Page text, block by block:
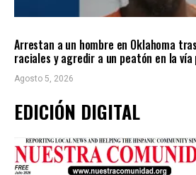
Arrestan a un hombre en Oklahoma
raciales y agredir a un peatón en la vía
Agosto 5, 2026
EDICIÓN DIGITAL